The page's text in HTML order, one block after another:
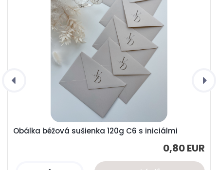
Obálka béžová sušienka 120g C6 s iniciálmi
0,80 EUR